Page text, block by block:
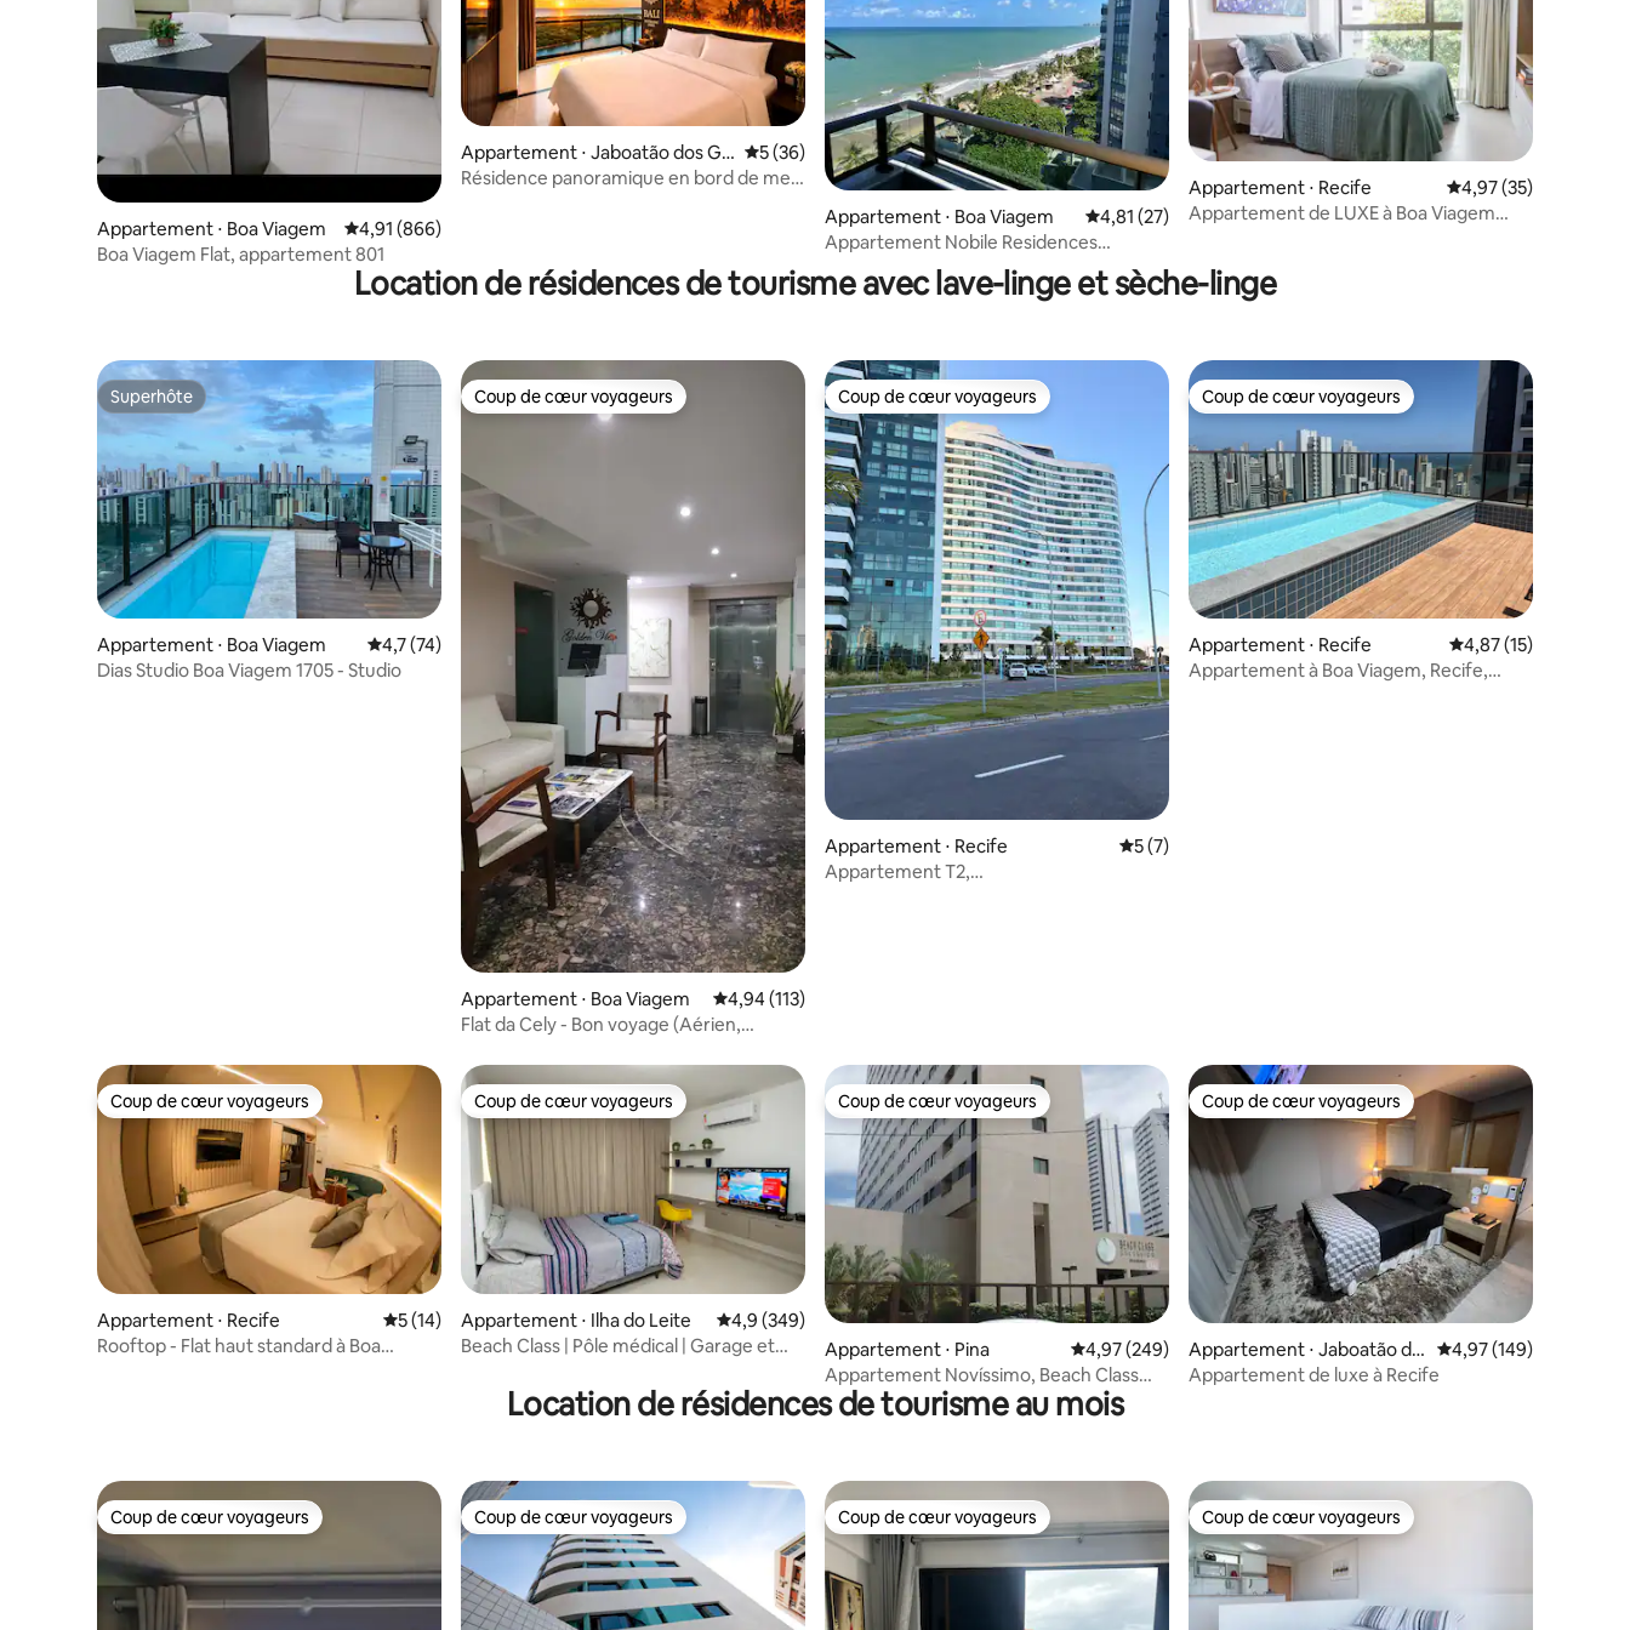
Appartement ⋅ Boa Viagem Évaluation moyenne sur la base de 866 commentaires : 4,91 sur 5
4,91 (866)
Boa Viagem Flat, appartement 801
Appartement ⋅ Jaboatão dos Gu
ararapes
Évaluation moyenne sur la base de 36 commentaires : 5 sur 5
5 (36)
Résidence panoramique en bord de mer
Appartement ⋅ Boa Viagem Évaluation moyenne sur la base de 27 commentaires : 4,81 sur 5
4,81 (27)
Appartement Nobile Residences
2 chambres (1er au 10e étage)
Appartement ⋅ Recife Évaluation moyenne
4,97 (35)
Appartement de LUXE à Boa Viagem
Location de résidences de tourisme avec lave-linge et sèche-linge
Superhôte
Superhôte
Appartement ⋅ Boa Viagem Évaluation moyenne sur la base de 74 commentaires : 4,7 sur 5
4,7 (74)
Dias Studio Boa Viagem 1705 - Studio
Coup de cœur voyageurs
Coup de cœur voyageurs
Appartement ⋅ Boa Viagem Évaluation moyenne sur la base de 113 commentaires : 4,94 sur 5
4,94 (113)
Flat da Cely - Bon voyage (Aérien,
Coup de cœur voyageurs
Coup de cœur voyageurs
Appartement ⋅ Recife Évaluation moyenne sur la base de 7 commentaires : 5 sur 5
5 (7)
Appartement T2,
Coup de cœur voyageurs
Coup de cœur voyageurs
Appartement ⋅ Recife Évaluation moyenne
4,87 (15)
Appartement à Boa Viagem, Recife,
Coup de cœur voyageurs
Coup de cœur voyageurs
Appartement ⋅ Recife Évaluation moyenne sur la base de 14 commentaires : 5 sur 5
5 (14)
Rooftop - Flat haut standard à Boa
Coup de cœur voyageurs
Coup de cœur voyageurs
Appartement ⋅ Ilha do Leite Évaluation moyenne sur la base de 349 commentaires : 4,9 sur 5
4,9 (349)
Beach Class | Pôle médical | Garage et
Coup de cœur voyageurs
Coup de cœur voyageurs
Appartement ⋅ Pina Évaluation moyenne sur la base de 249 commentaires : 4,97 sur 5
4,97 (249)
Appartement Novíssimo, Beach Class
Excelsior, Pina.
Coup de cœur voyageurs
Coup de cœur voyageurs
Appartement ⋅ Jaboatão do
s Guararapes
Évaluation moyenne
4,97 (149)
Appartement de luxe à Recife
Location de résidences de tourisme au mois
Coup de cœur voyageurs
Coup de cœur voyageurs Coup de cœur voyageurs
Coup de cœur voyageurs Coup de cœur voyageurs
Coup de cœur voyageurs Coup de cœur voyageurs
Coup de cœur voyageurs